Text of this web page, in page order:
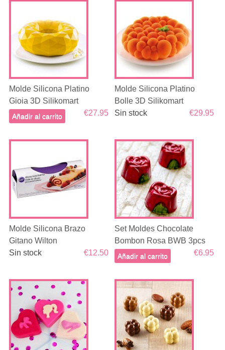
Molde Silicona Platino
Gioia 3D Silikomart
€27.95
Añadir al carrito
Molde Silicona Platino
Bolle 3D Silikomart
€29.95
Sin stock
Molde Silicona Brazo
Gitano Wilton
€12.50
Sin stock
Set Moldes Chocolate
Bombon Rosa BWB 3pcs
€6.95
Añadir al carrito